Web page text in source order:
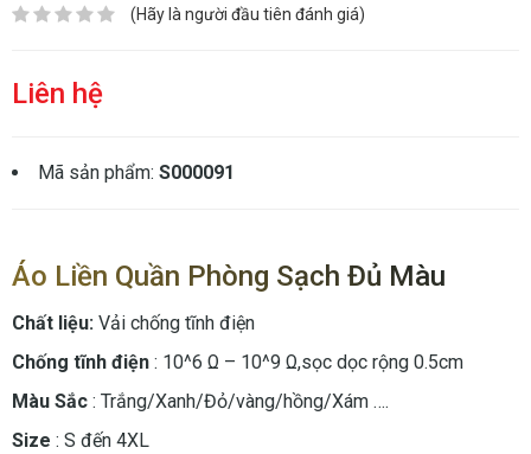
(Hãy là người đầu tiên đánh giá)
Liên hệ
Mã sản phẩm: S000091
Áo Liền Quần Phòng Sạch Đủ Màu
Chất liệu: Vải chống tĩnh điện
Chống tĩnh điện : 10­­^6 Ω – 10^­­9 Ω,sọc dọc rộng 0.5cm
Màu Sắc : Trắng/Xanh/Đỏ/vàng/hồng/Xám ….
Size : S đến 4XL